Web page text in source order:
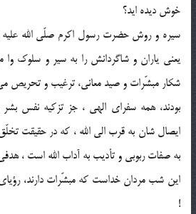
خوش ديده ايد؟
سيره و روش حضرت رسول اكرم صلّی الله عليه
يعنی ياران و شاگردانش را به سير و سلوك
شكار مبشّرات و صيد معانی، ترغيب و تحريص می
بودند، همه سفرای الهی ، جز تزكيه نفس بشر
ايصال شان به قرب الی الله ، كه در حقيقت
به صفات ربوبی و تأديب به آداب الله است ،
اين شب مردان خداست كه مبشّرات دارند،
!